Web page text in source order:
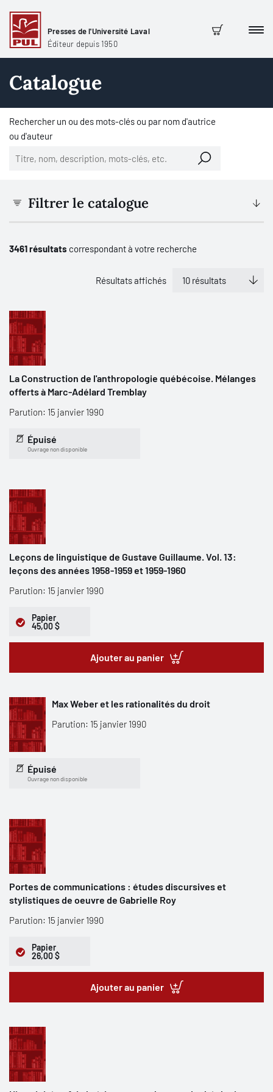
Presses de l'Université Laval
Éditeur depuis 1950
Panier
Catalogue
Rechercher un ou des mots-clés ou par nom d'autrice
ou d'auteur
Filtrer le catalogue
3461 résultats correspondant à votre recherche
Résultats affichés
La Construction de l'anthropologie québécoise. Mélanges
offerts à Marc-Adélard Tremblay
Parution: 15 janvier 1990
Épuisé
Ouvrage non disponible
Leçons de linguistique de Gustave Guillaume. Vol. 13:
leçons des années 1958-1959 et 1959-1960
Parution: 15 janvier 1990
Papier
45,00 $
Ajouter au panier
Max Weber et les rationalités du droit
Parution: 15 janvier 1990
Épuisé
Ouvrage non disponible
Portes de communications : études discursives et
stylistiques de oeuvre de Gabrielle Roy
Parution: 15 janvier 1990
Papier
26,00 $
Ajouter au panier